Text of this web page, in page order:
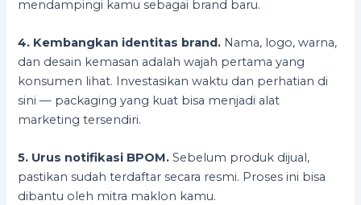
mendampingi kamu sebagai brand baru.
4. Kembangkan identitas brand. Nama, logo, warna,
dan desain kemasan adalah wajah pertama yang
konsumen lihat. Investasikan waktu dan perhatian di
sini — packaging yang kuat bisa menjadi alat
marketing tersendiri.
5. Urus notifikasi BPOM. Sebelum produk dijual,
pastikan sudah terdaftar secara resmi. Proses ini bisa
dibantu oleh mitra maklon kamu.